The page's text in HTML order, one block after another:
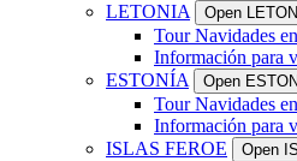
LETONIA
Open
Tour Navidades
Información para
ESTONÍA
Open
Tour Navidades
Información para
ISLAS FEROE
Open